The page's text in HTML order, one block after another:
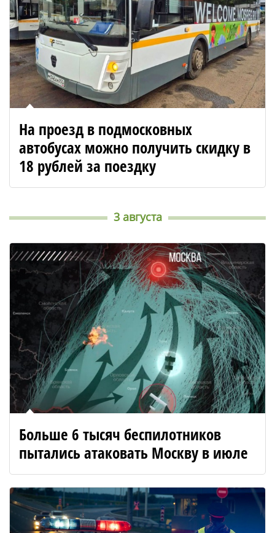
На проезд в подмосковных
автобусах можно получить скидку в
18 рублей за поездку
3 августа
Больше 6 тысяч беспилотников
пытались атаковать Москву в июле